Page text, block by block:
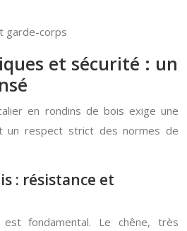
garde-corps
et sécurité : un
en rondins de bois exige une
un respect strict des normes de
: résistance et
est fondamental. Le chêne, très